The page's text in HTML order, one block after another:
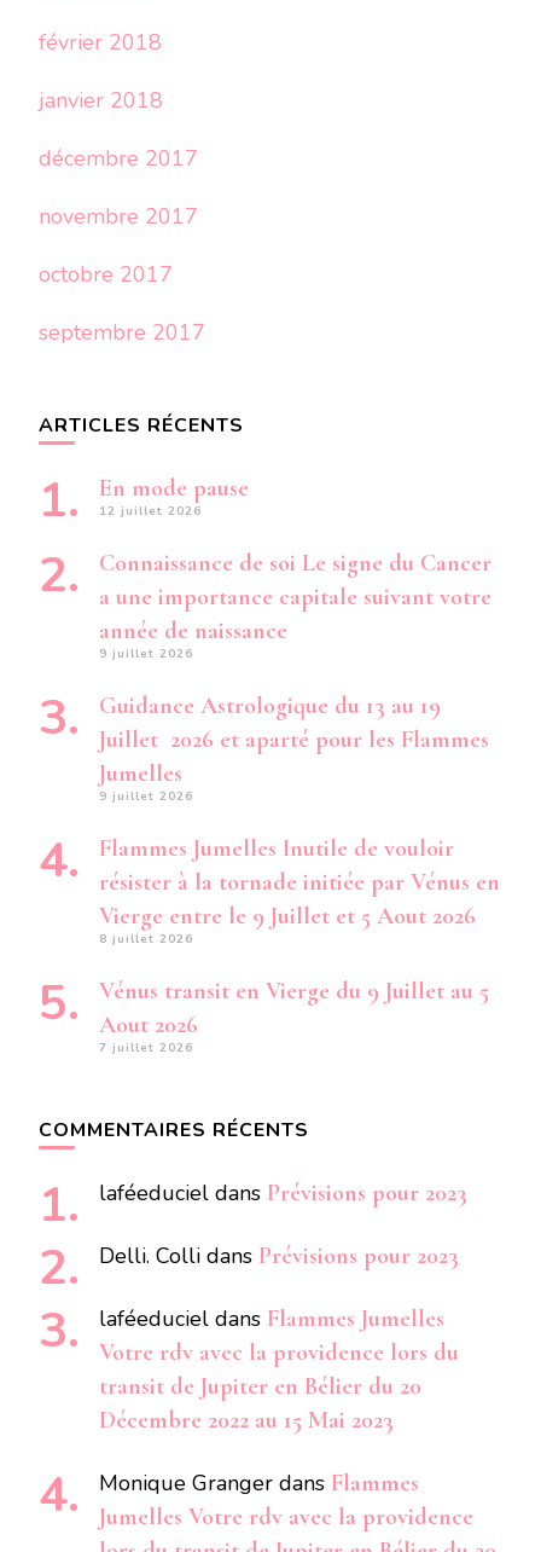
février 2018
janvier 2018
décembre 2017
novembre 2017
octobre 2017
septembre 2017
ARTICLES RÉCENTS
En mode pause
12 juillet 2026
Connaissance de soi Le signe du Cancer
a une importance capitale suivant votre
année de naissance
9 juillet 2026
Guidance Astrologique du 13 au 19
Juillet 2026 et aparté pour les Flammes
Jumelles
9 juillet 2026
Flammes Jumelles Inutile de vouloir
résister à la tornade initiée par Vénus en
Vierge entre le 9 Juillet et 5 Aout 2026
8 juillet 2026
Vénus transit en Vierge du 9 Juillet au 5
Aout 2026
7 juillet 2026
COMMENTAIRES RÉCENTS
laféeduciel dans Prévisions pour 2023
Delli. Colli dans Prévisions pour 2023
laféeduciel dans Flammes Jumelles
Votre rdv avec la providence lors du
transit de Jupiter en Bélier du 20
Décembre 2022 au 15 Mai 2023
Monique Granger dans Flammes
Jumelles Votre rdv avec la providence